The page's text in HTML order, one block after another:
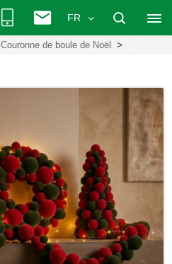
FR
Couronne de boule de Noël >